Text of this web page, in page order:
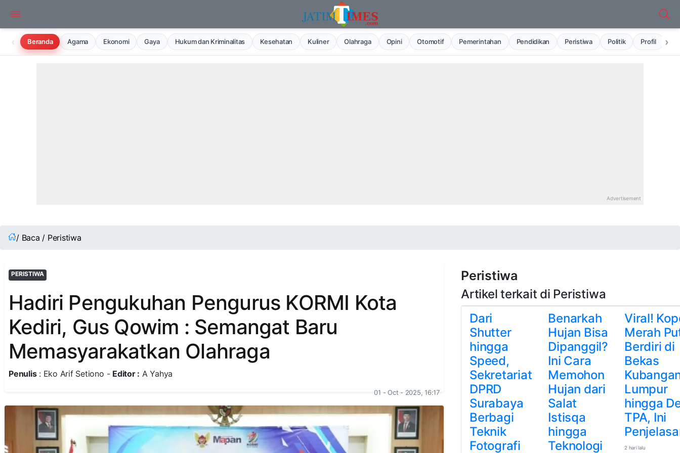
‹ Beranda Agama Ekonomi Gaya Hukum dan Kriminalitas Kesehatan Kuliner Olahraga Opini Otomotif Pemerintahan Pendidikan Peristiwa Politik Profil ›
/ Baca / Peristiwa
PERISTIWA
Hadiri Pengukuhan Pengurus KORMI Kota
Kediri, Gus Qowim : Semangat Baru
Memasyarakatkan Olahraga
Penulis: Eko Arif Setiono - Editor : A Yahya
01 - Oct - 2025, 16:17
Peristiwa
Artikel terkait di Peristiwa
Dari
Shutter
hingga
Speed,
Sekretariat
DPRD
Surabaya
Berbagi
Teknik
Fotografi
Benarkah
Hujan Bisa
Dipanggil?
Ini Cara
Memohon
Hujan dari
Salat
Istisqa
hingga
Teknologi
Viral!
Merah
Berdiri di
Bekas
Lumpur
hingga
TPA, Ini
2 hari lalu